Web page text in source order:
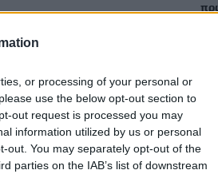
or processing of your personal or
use the below opt-out section to
out request is processed you may
information utilized by us or personal
out. You may separately opt-out of the
parties on the IAB’s list of downstream
7